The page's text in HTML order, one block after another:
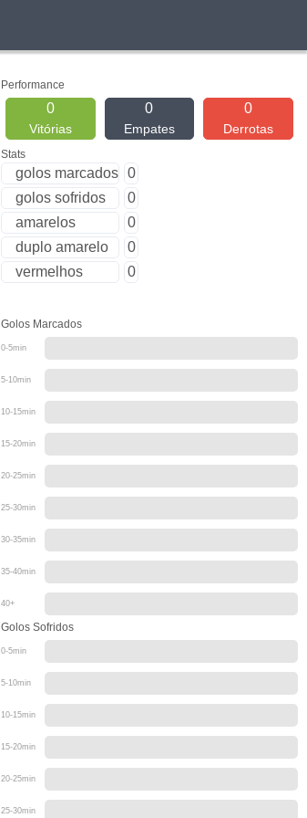
Performance
0
Vitórias
0
Empates
0
Derrotas
Stats
golos marcados 0
golos sofridos
0
amarelos
0
duplo amarelo
0
vermelhos
0
Golos Marcados
0-5min
5-10min
10-15min
15-20min
20-25min
25-30min
30-35min
35-40min
40+
Golos Sofridos
0-5min
5-10min
10-15min
15-20min
20-25min
25-30min